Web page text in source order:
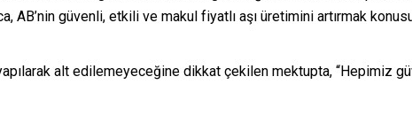
AB’nin güvenli, etkili ve makul fiyatlı aşı üretimini artırmak
alt edilemeyeceğine dikkat çekilen mektupta, “Hepimiz